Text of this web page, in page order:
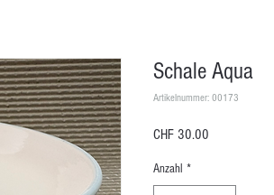
Schale Aqua
Artikelnummer: 00173
CHF 30.00
Anzahl *